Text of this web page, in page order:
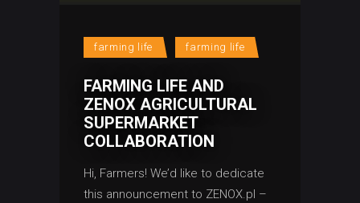
farming life farming life
FARMING LIFE AND
ZENOX AGRICULTURAL
SUPERMARKET
COLLABORATION
Hi, Farmers! We’d like to dedicate
this announcement to ZENOX.pl –